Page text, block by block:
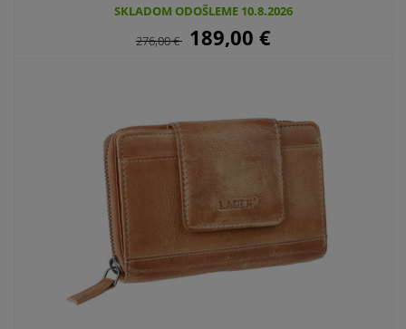
SKLADOM ODOŠLEME 10.8.2026
276,00€ 189,00 €